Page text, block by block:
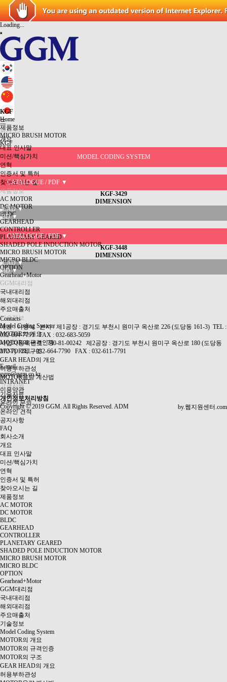
Loading...
三
회사소개
개요
대표 인사말
미션/핵심가치
연혁
인증서 및 특허
찾아오시는 길
제품정보
AC MOTOR
DC MOTOR
BLDC
GEARHEAD
CONTROLLER
PLANETARY GEARED
SHADED POLE INDUCTION MOTOR
MICRO BRUSH MOTOR
MICRO BLDC
OPTION
Gearhead+Motor
GGM대리점
국내대리점
해외대리점
주요매출처
기술정보
Model Coding System
MOTOR의 개요
MOTOR의 규격인증
MOTOR의 구조
GEAR HEAD의 개요
허용부하관성
MOTOR용량 계산법
고객지원
기술자료
온라인 문의
온라인 견적
공지사항
FAQ
회사소개
개요
대표 인사말
미션/핵심가치
연혁
인증서 및 특허
찾아오시는 길
제품정보
AC MOTOR
DC MOTOR
BLDC
GEARHEAD
CONTROLLER
PLANETARY GEARED
SHADED POLE INDUCTION MOTOR
MICRO BRUSH MOTOR
MICRO BLDC
OPTION
Gearhead+Motor
GGM대리점
국내대리점
해외대리점
주요매출처
기술정보
Model Coding System
MOTOR의 개요
MOTOR의 규격인증
MOTOR의 구조
GEAR HEAD의 개요
허용부하관성
KGF
Home
제품정보
MICRO BRUSH MOTOR
KGF
MODEL CODING SYSTEM
CATALOGUE / PDF ▼
KGF-3429
DIMENSION
CAD ▼
3D ▼
CATALOGUE / PDF ▼
KGF-3448
DIMENSION
CAD ▼
3D ▼
Contacts
대표 : 이영식 본사 / 제1공장 : 경기도 부천시 원미구 옥산로 226 (도당동 161-3) TEL :
032-684-7791 FAX : 032-683-5059
사업자등록번호 : 740-81-00242 제2공장 : 경기도 부천시 원미구 옥산로 180 (도당동
272-7) TEL :032-664-7790 FAX : 032-611-7791
E-mail
ggm@ggm.co.kr
INTRANET
이용약관
개인정보처리방침
by.웹지원센터.com
Copyright©2019 GGM. All Rights Reserved. ADM